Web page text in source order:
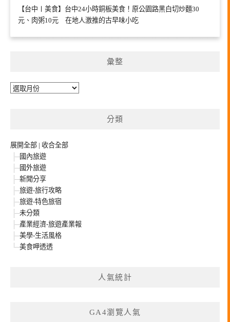
【台中〡美食】台中24小時銅板美食！原公園路黑白切炒麵30
元、肉粥10元 在地人激推的古早味小吃
彙整
彙
分類
展開全部 | 收合全部
國內旅遊
國外旅遊
新聞分享
旅遊-旅行攻略
旅遊-特色旅宿
未分類
產業經濟-旅遊產業報
美學-生活風格
美食呷透透
人氣統計
GA4瀏覽人氣